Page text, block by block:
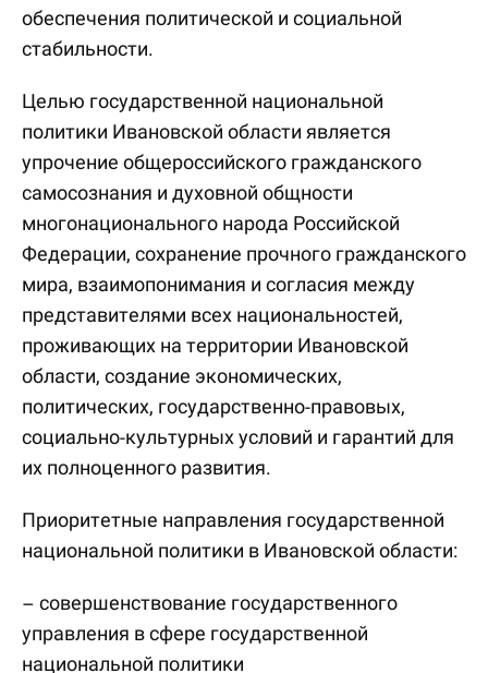
обеспечения политической и социальной
стабильности.
Целью государственной национальной
политики Ивановской области является
упрочение общероссийского гражданского
самосознания и духовной общности
многонационального народа Российской
Федерации, сохранение прочного гражданского
мира, взаимопонимания и согласия между
представителями всех национальностей,
проживающих на территории Ивановской
области, создание экономических,
политических, государственно-правовых,
социально-культурных условий и гарантий для
их полноценного развития.
Приоритетные направления государственной
национальной политики в Ивановской области:
– совершенствование государственного
управления в сфере государственной
национальной политики